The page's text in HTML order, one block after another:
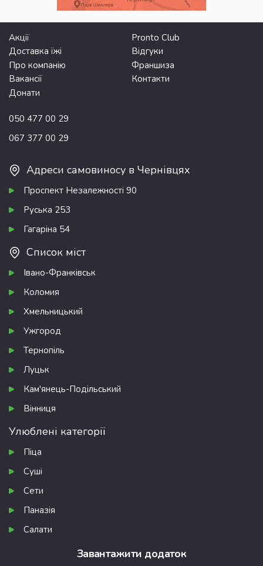
Акції
Pronto Club
Доставка їжі
Відгуки
Про компанію
Франшиза
Вакансії
Контакти
Донати
050 477 00 29
067 377 00 29
Адреси самовиносу в Чернівцях
Проспект Незалежності 90
Руська 253
Гагаріна 54
Список міст
Івано-Франківськ
Коломия
Хмельницький
Ужгород
Тернопіль
Луцьк
Кам'янець-Подільський
Вінниця
Улюблені категорії
Піца
Суші
Сети
Паназія
Салати
Завантажити додаток